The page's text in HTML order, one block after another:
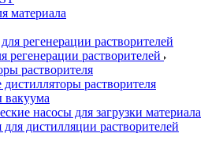
материала
регенерации растворителей
растворителя
растворителя
вакуума
насосы для загрузки материала
дистилляции растворителей